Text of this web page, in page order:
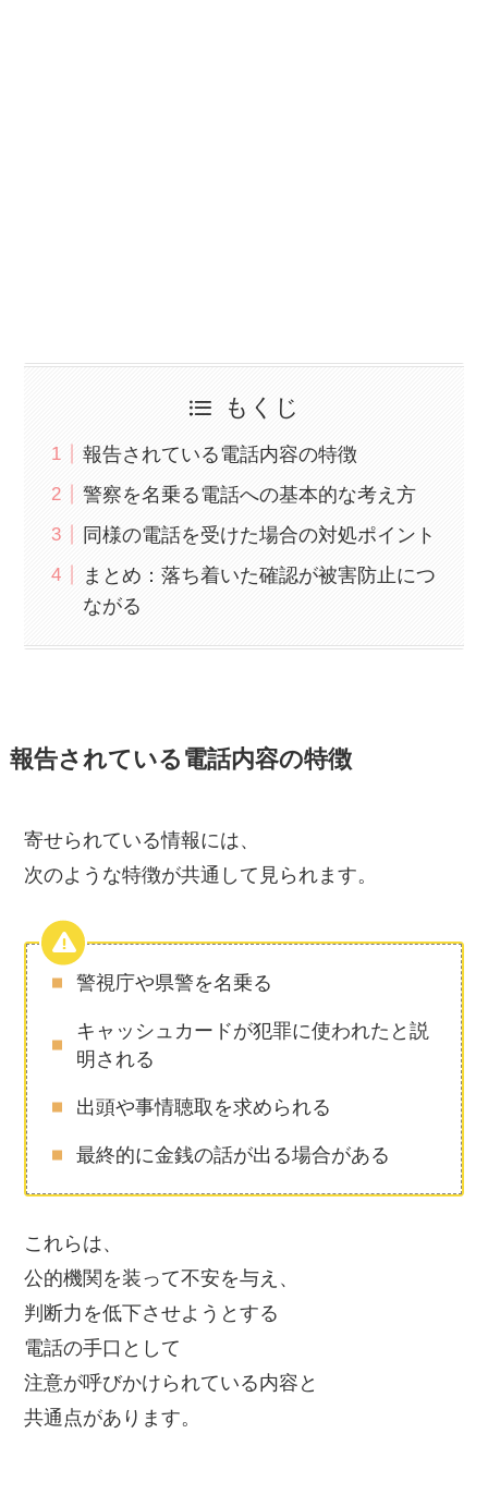
もくじ
報告されている電話内容の特徴
警察を名乗る電話への基本的な考え方
同様の電話を受けた場合の対処ポイント
まとめ：落ち着いた確認が被害防止につ
ながる
報告されている電話内容の特徴
寄せられている情報には、
次のような特徴が共通して見られます。
警視庁や県警を名乗る
キャッシュカードが犯罪に使われたと説
明される
出頭や事情聴取を求められる
最終的に金銭の話が出る場合がある
これらは、
公的機関を装って不安を与え、
判断力を低下させようとする
電話の手口として
注意が呼びかけられている内容と
共通点があります。